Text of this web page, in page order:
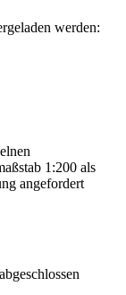
werden:
1:200 als
angefordert